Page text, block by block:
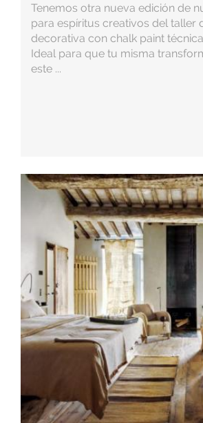
Tenemos otra nueva edición de
para espíritus creativos del taller
decorativa con chalk paint
Ideal para que tu misma
este ...